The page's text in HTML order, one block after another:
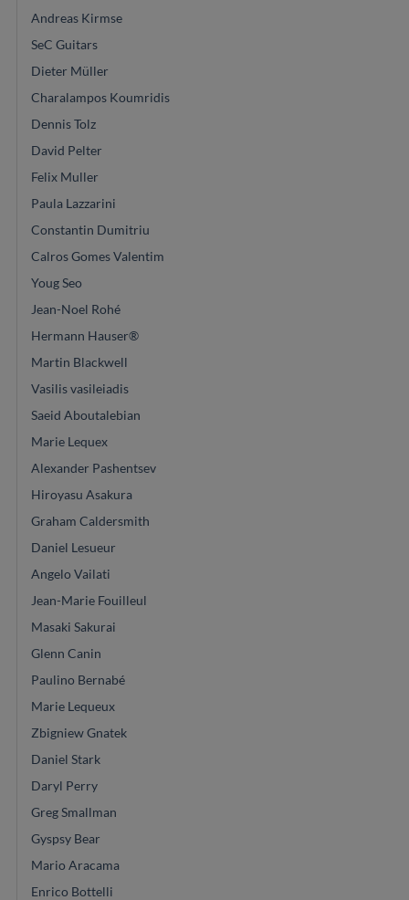
Andreas Kirmse
SeC Guitars
Dieter Müller
Charalampos Koumridis
Dennis Tolz
David Pelter
Felix Muller
Paula Lazzarini
Constantin Dumitriu
Calros Gomes Valentim
Youg Seo
Jean-Noel Rohé
Hermann Hauser®
Martin Blackwell
Vasilis vasileiadis
Saeid Aboutalebian
Marie Lequex
Alexander Pashentsev
Hiroyasu Asakura
Graham Caldersmith
Daniel Lesueur
Angelo Vailati
Jean-Marie Fouilleul
Masaki Sakurai
Glenn Canin
Paulino Bernabé
Marie Lequeux
Zbigniew Gnatek
Daniel Stark
Daryl Perry
Greg Smallman
Gyspsy Bear
Mario Aracama
Enrico Bottelli